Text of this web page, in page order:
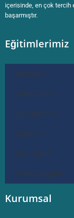
içerisinde, en çok tercih
başarmıştır.
Eğitimlerimiz
Anasayfa
Hakkımızda
Eğitimlerimiz
Haberler
Bize Ulaşın
Uzaktan Eğitim
Kurumsal